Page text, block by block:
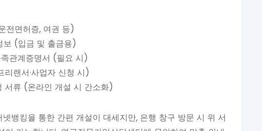
전면허증, 여권 등)
보 (입금 및 출금용)
관계증명서 (필요 시)
랜서·사업자 신청 시)
서류 (온라인 개설 시 간소화)
뱅킹을 통한 간편 개설이 대세지만, 은행 창구 방문 시 위 서